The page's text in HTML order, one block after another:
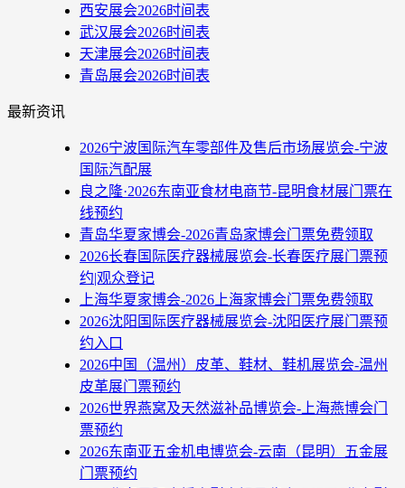
西安展会2026时间表
武汉展会2026时间表
天津展会2026时间表
青岛展会2026时间表
最新资讯
2026宁波国际汽车零部件及售后市场展览会-宁波
国际汽配展
良之隆·2026东南亚食材电商节-昆明食材展门票在
线预约
青岛华夏家博会-2026青岛家博会门票免费领取
2026长春国际医疗器械展览会-长春医疗展门票预
约|观众登记
上海华夏家博会-2026上海家博会门票免费领取
2026沈阳国际医疗器械展览会-沈阳医疗展门票预
约入口
2026中国（温州）皮革、鞋材、鞋机展览会-温州
皮革展门票预约
2026世界燕窝及天然滋补品博览会-上海燕博会门
票预约
2026东南亚五金机电博览会-云南（昆明）五金展
门票预约